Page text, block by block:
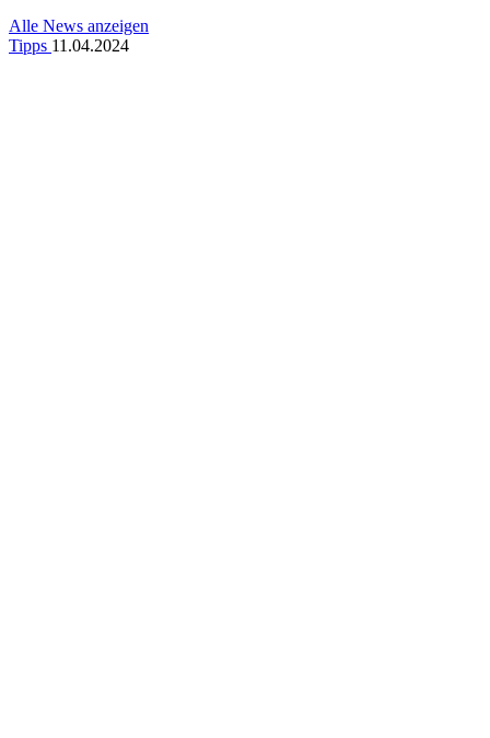
Alle News anzeigen
Tipps 11.04.2024